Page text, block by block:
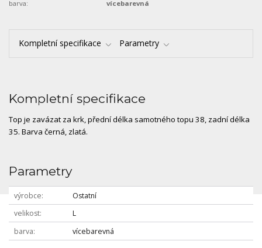
barva:
vícebarevná
Kompletní specifikace Parametry
Kompletní specifikace
Top je zavázat za krk, přední délka samotného topu 38, zadní délka
35. Barva černá, zlatá.
Parametry
výrobce
Ostatní
velikost
L
barva
vícebarevná